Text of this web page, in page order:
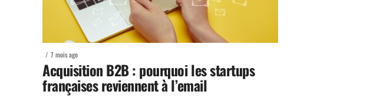
7 mois ago
Acquisition B2B : pourquoi les startups
françaises reviennent à l’email